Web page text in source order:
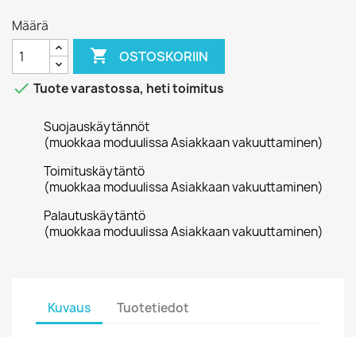
Määrä
 OSTOSKORIIN
 Tuote varastossa, heti toimitus
Suojauskäytännöt
(muokkaa moduulissa Asiakkaan vakuuttaminen)
Toimituskäytäntö
(muokkaa moduulissa Asiakkaan vakuuttaminen)
Palautuskäytäntö
(muokkaa moduulissa Asiakkaan vakuuttaminen)
Kuvaus Tuotetiedot